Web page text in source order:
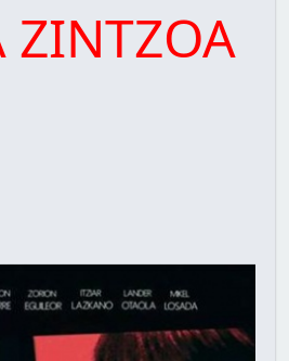
ZINTZOA